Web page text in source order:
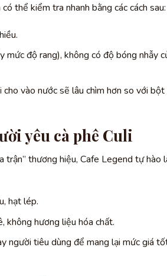
có thể kiểm tra nhanh bằng các cách sau:
mức độ rang), không có độ bóng nhẫy
vào nước sẽ lâu chìm hơn so với bột
yêu cà phê Culi
trận” thương hiệu, Cafe Legend tự hào
hạt lép.
không hương liệu hóa chất.
người tiêu dùng để mang lại mức giá